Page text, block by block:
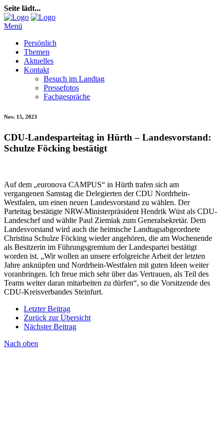
Seite lädt...
Menü
Persönlich
Themen
Aktuelles
Kontakt
Besuch im Landtag
Pressefotos
Fachgespräche
Nov. 15, 2023
CDU-Landesparteitag in Hürth – Landesvorstand:
Schulze Föcking bestätigt
Auf dem „euronova CAMPUS“ in Hürth trafen sich am
vergangenen Samstag die Delegierten der CDU Nordrhein-
Westfalen, um einen neuen Landesvorstand zu wählen. Der
Parteitag bestätigte NRW-Ministerpräsident Hendrik Wüst als CDU-
Landeschef und wählte Paul Ziemiak zum Generalsekretär. Dem
Landesvorstand wird auch die heimische Landtagsabgeordnete
Christina Schulze Föcking wieder angehören, die am Wochenende
als Besitzerin im Führungsgremium der Landespartei bestätigt
worden ist. „Wir wollen an unsere erfolgreiche Arbeit der letzten
Jahre anknüpfen und Nordrhein-Westfalen mit guten Ideen weiter
voranbringen. Ich freue mich sehr über das Vertrauen, als Teil des
Teams weiter daran mitarbeiten zu dürfen“, so die Vorsitzende des
CDU-Kreisverbandes Steinfurt.
Letzter Beitrag
Zurück zur Übersicht
Nächster Beitrag
Nach oben